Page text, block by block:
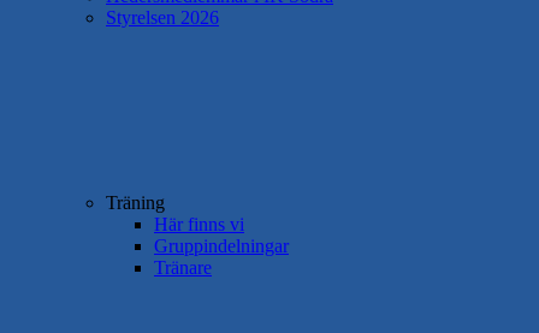
Styrelsen 2026
Träning
Här finns vi
Gruppindelningar
Tränare